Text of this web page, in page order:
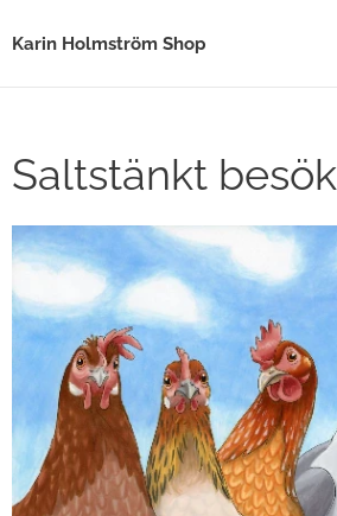
Karin Holmström Shop
Saltstänkt besök